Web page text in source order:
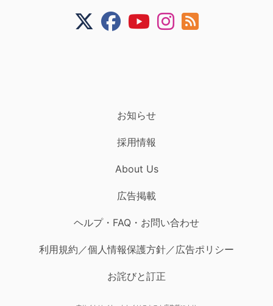
お知らせ
採用情報
About Us
広告掲載
ヘルプ・FAQ・お問い合わせ
利用規約／個人情報保護方針／広告ポリシー
お詫びと訂正